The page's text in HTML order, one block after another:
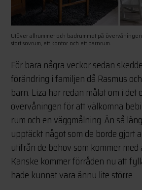
Utöver allrummet och badrummet på
stort sovrum, ett kontor och ett barnrum.
För bara några veckor sedan
förändring i familjen då Rasmus
barn. Liza har redan målat om i det
övervåningen för att välkomna
rum och en väggmålning. Än så
upptäckt något som de borde gjort
utifrån de behov som kommer
Kanske kommer förråden nu att
hade kunnat vara ännu lite större.